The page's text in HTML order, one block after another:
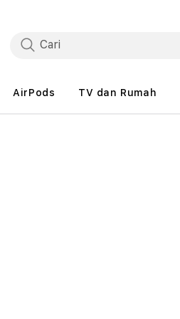
AirPods TV dan Rumah